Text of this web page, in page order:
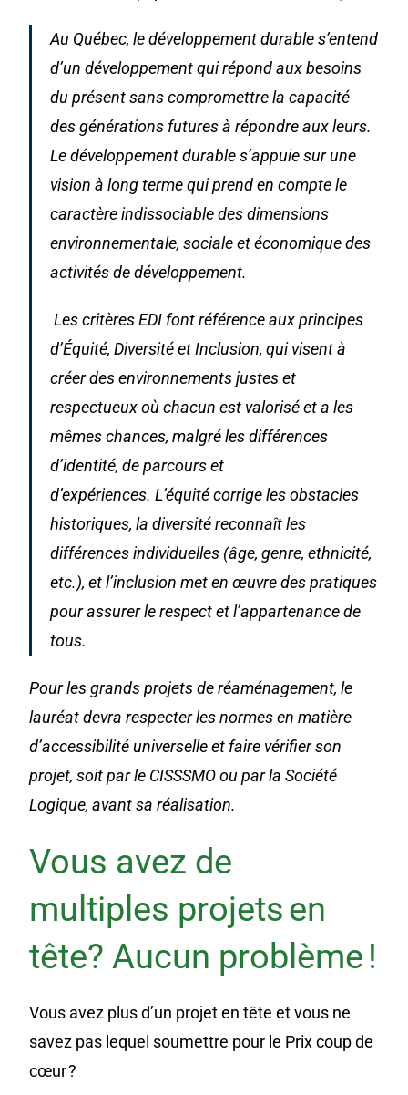
Au Québec, le développement durable s’entend
d’un développement qui répond aux besoins
du présent sans compromettre la capacité
des générations futures à répondre aux leurs.
Le développement durable s’appuie sur une
vision à long terme qui prend en compte le
caractère indissociable des dimensions
environnementale, sociale et économique des
activités de développement.
Les critères EDI font référence aux principes
d’Équité, Diversité et Inclusion, qui visent à
créer des environnements justes et
respectueux où chacun est valorisé et a les
mêmes chances, malgré les différences
d’identité, de parcours et
d’expériences. L’équité corrige les obstacles
historiques, la diversité reconnaît les
différences individuelles (âge, genre, ethnicité,
etc.), et l’inclusion met en œuvre des pratiques
pour assurer le respect et l’appartenance de
tous.
Pour les grands projets de réaménagement, le
lauréat devra respecter les normes en matière
d’accessibilité universelle et faire vérifier son
projet, soit par le CISSSMO ou par la Société
Logique, avant sa réalisation.
Vous avez de
multiples projets en
tête? Aucun problème !
Vous avez plus d’un projet en tête et vous ne
savez pas lequel soumettre pour le Prix coup de
cœur ?